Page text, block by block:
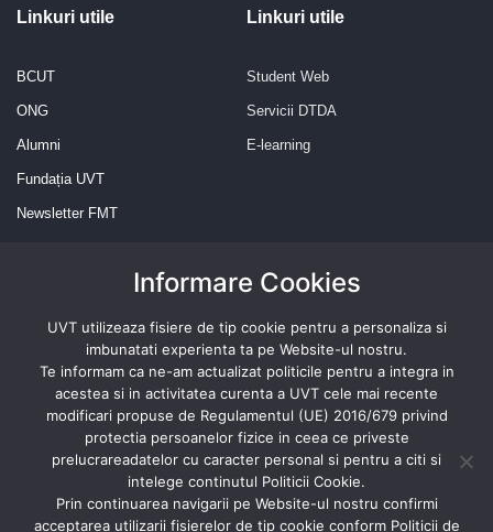
Linkuri utile
BCUT
ONG
Alumni
Fundația UVT
Newsletter FMT
Linkuri utile
Student Web
Servicii DTDA
E-learning
Abonează-te
Informare Cookies
UVT utilizeaza fisiere de tip cookie pentru a personaliza si
imbunatati experienta ta pe Website-ul nostru.
Te informam ca ne-am actualizat politicile pentru a integra in
acestea si in activitatea curenta a UVT cele mai recente
modificari propuse de Regulamentul (UE) 2016/679 privind
protectia persoanelor fizice in ceea ce priveste
prelucrareadatelor cu caracter personal si pentru a citi si
intelege continutul Politicii Cookie.
Prin continuarea navigarii pe Website-ul nostru confirmi
acceptarea utilizarii fisierelor de tip cookie conform Politicii de